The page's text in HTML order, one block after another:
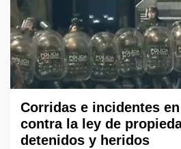
Corridas e incidentes
contra la ley de
detenidos y heridos